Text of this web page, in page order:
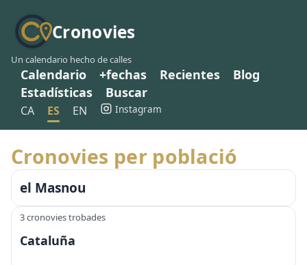
Cronovies
Un calendario hecho de calles
Calendario +fechas Recientes
Blog
Estadísticas
Buscar
CA ES EN Instagram
Cronovies per població
el Masnou
3 cronovies trobades
Cataluña